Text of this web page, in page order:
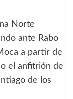
Norte
ante Rabo
a partir de
el anfitrión de
de los